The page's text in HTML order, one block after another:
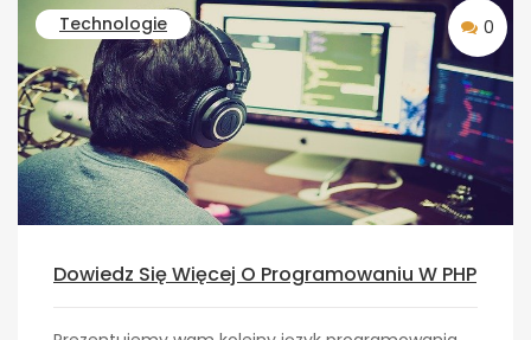
Technologie 0
Dowiedz Się Więcej O Programowaniu W PHP